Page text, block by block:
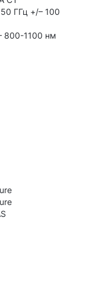
ГГц +/– 100
800-1100 нм